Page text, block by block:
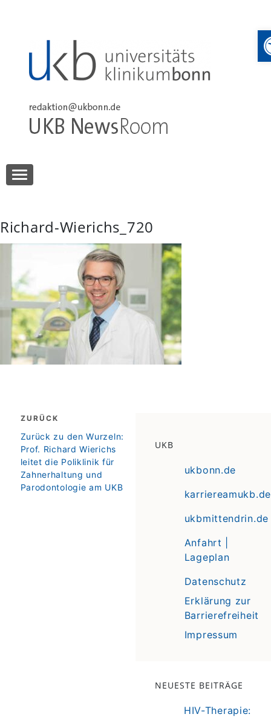
UKB NewsRoom
Richard-Wierichs_720
Beitragsnavigation
ZURÜCK
zurück
Zurück zu den Wurzeln:
Prof. Richard Wierichs
leitet die Poliklinik für
Zahnerhaltung und
Parodontologie am UKB
UKB
ukbonn.de
karriereamukb.de
ukbmittendrin.de
Anfahrt |
Lageplan
Datenschutz
Erklärung zur
Barrierefreiheit
Impressum
NEUESTE BEITRÄGE
HIV-Therapie: